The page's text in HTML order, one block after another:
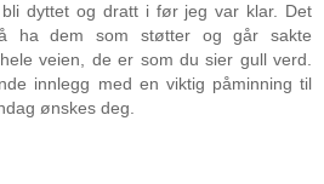
dyttet og dratt i før jeg var klar. Det
ha dem som støtter og går sakte
veien, de er som du sier gull verd.
innlegg med en viktig påminning til
ønskes deg.